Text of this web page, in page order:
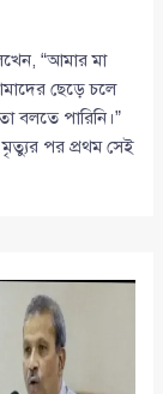
“আমার মা
ছেড়ে চলে
বলতে পারিনি।”
মৃত্যুর পর প্রথম সেই